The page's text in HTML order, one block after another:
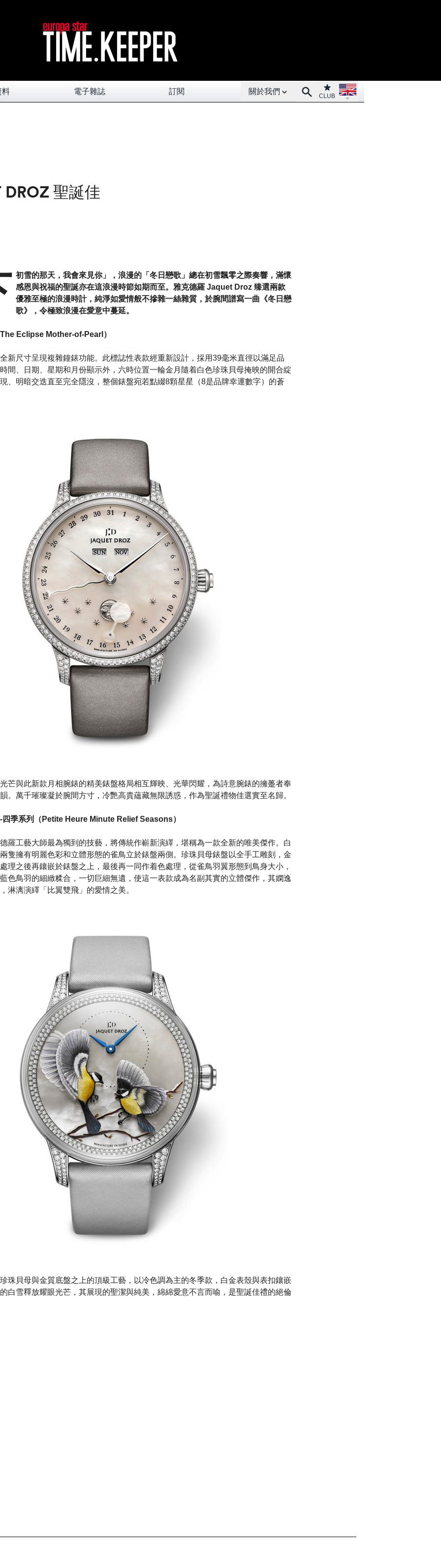
料 電子雜誌 訂閱
Open About menu
關於我們 SearchClub
CLUB
Open language menu
聖誕佳
初雪的那天，我會來見你」，浪漫的「冬日戀歌」總在初雪飄零之際奏響，滿懷
感恩與祝福的聖誕亦在這浪漫時節如期而至。雅克德羅 Jaquet Droz 臻選兩款
優雅至極的浪漫時計，純淨如愛情般不摻雜一絲雜質，於腕間譜寫一曲《冬日戀
歌》，令極致浪漫在愛意中蔓延。
Eclipse Mother-of-Pearl）
新尺寸呈現複雜鐘錶功能。此標誌性表款經重新設計，採用39毫米直徑以滿足品
間、日期、星期和月份顯示外，六時位置一輪金月隨着白色珍珠貝母掩映的開合綻
、明暗交迭直至完全隱沒，整個錶盤宛若點綴8顆星星（8是品牌幸運數字）的蒼
芒與此新款月相腕錶的精美錶盤格局相互輝映、光華閃耀，為詩意腕錶的擁躉者奉
。萬千璀璨凝於腕間方寸，冷艷高貴蘊藏無限誘惑，作為聖誕禮物佳選實至名歸。
四季系列（Petite Heure Minute Relief Seasons）
羅工藝大師最為獨到的技藝，將傳統作嶄新演繹，堪稱為一款全新的唯美傑作。白
隻擁有明麗色彩和立體形態的雀鳥立於錶盤兩側。珍珠貝母錶盤以全手工雕刻，金
理之後再鑲嵌於錶盤之上，最後再一同作着色處理，從雀鳥羽翼形態到鳥身大小，
色鳥羽的細緻糅合，一切巨細無遺，使這一表款成為名副其實的立體傑作，其嫻逸
淋漓演繹「比翼雙飛」的愛情之美。
珠貝母與金質底盤之上的頂級工藝，以冷色調為主的冬季款，白金表殼與表扣鑲嵌
白雪釋放耀眼光芒，其展現的聖潔與純美，綿綿愛意不言而喻，是聖誕佳禮的絕倫